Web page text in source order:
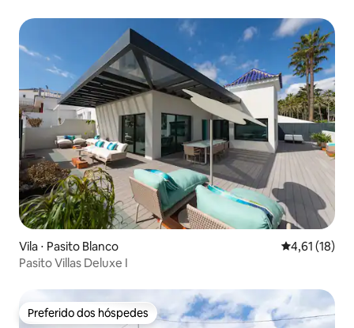
Vila ⋅ Pasito Blanco 4,61 de uma
4,61 (18)
Pasito Villas Deluxe I
Preferido dos hóspedes
Preferido dos hóspedes